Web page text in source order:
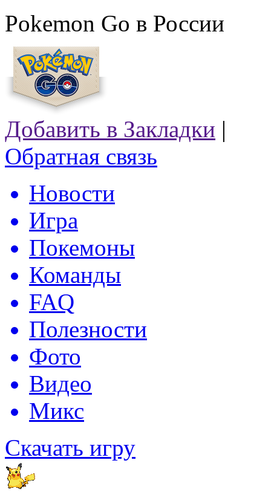
Pokemon Go в России
Добавить в Закладки |
Обратная связь
Новости
Игра
Покемоны
Команды
FAQ
Полезности
Фото
Видео
Микс
Скачать игру